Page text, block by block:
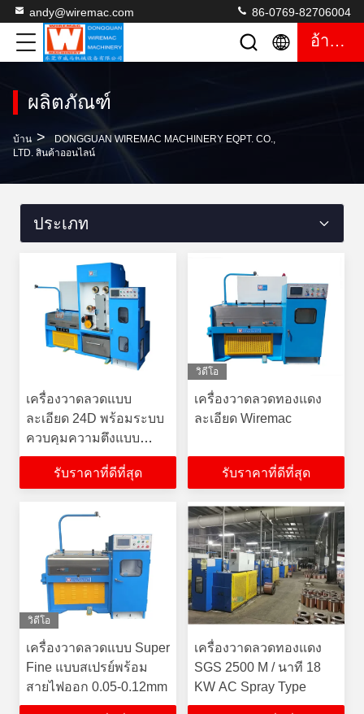
andy@wiremac.com 86-0769-82706004
อ้างอิง
ผลิตภัณฑ์
บ้าน >
DONGGUAN WIREMAC MACHINERY EQPT. CO.,
LTD. สินค้าออนไลน์
ประเภท
เครื่องวาดลวดแบบ
ละเอียด 24D พร้อมระบบ
ควบคุมความตึงแบบ
หลอมต่อเนื่อง
รับราคาที่ดีที่สุด
วิดีโอ
เครื่องวาดลวดทองแดง
ละเอียด Wiremac
รับราคาที่ดีที่สุด
วิดีโอ
เครื่องวาดลวดแบบ Super
Fine แบบสเปรย์พร้อม
สายไฟออก 0.05-0.12mm
เครื่องวาดลวดทองแดง
SGS 2500 M / นาที 18
KW AC Spray Type